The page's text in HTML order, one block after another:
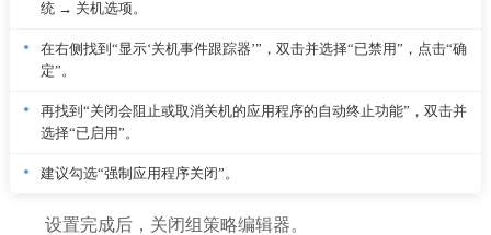
统 → 关机选项。
在右侧找到“显示‘关机事件跟踪器’”，双击并选择“已禁用”，点击“确
定”。
再找到“关闭会阻止或取消关机的应用程序的自动终止功能”，双击并
选择“已启用”。
建议勾选“强制应用程序关闭”。
设置完成后，关闭组策略编辑器。